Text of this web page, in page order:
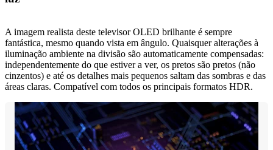
A imagem realista deste televisor OLED brilhante é sempre
fantástica, mesmo quando vista em ângulo. Quaisquer alterações à
iluminação ambiente na divisão são automaticamente compensadas:
independentemente do que estiver a ver, os pretos são pretos (não
cinzentos) e até os detalhes mais pequenos saltam das sombras e das
áreas claras. Compatível com todos os principais formatos HDR.